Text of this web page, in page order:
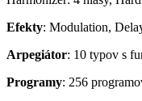
Efekty: Modulation,
Arpegiátor: 10 typov s
Programy: 256